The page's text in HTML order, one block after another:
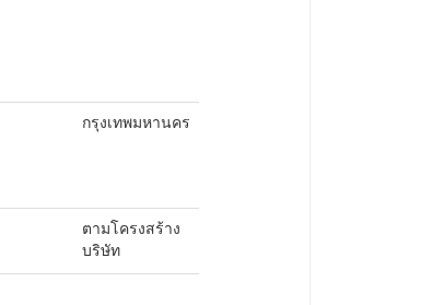
กรุงเทพมหานคร
ตามโครงสร้าง
บริษัท